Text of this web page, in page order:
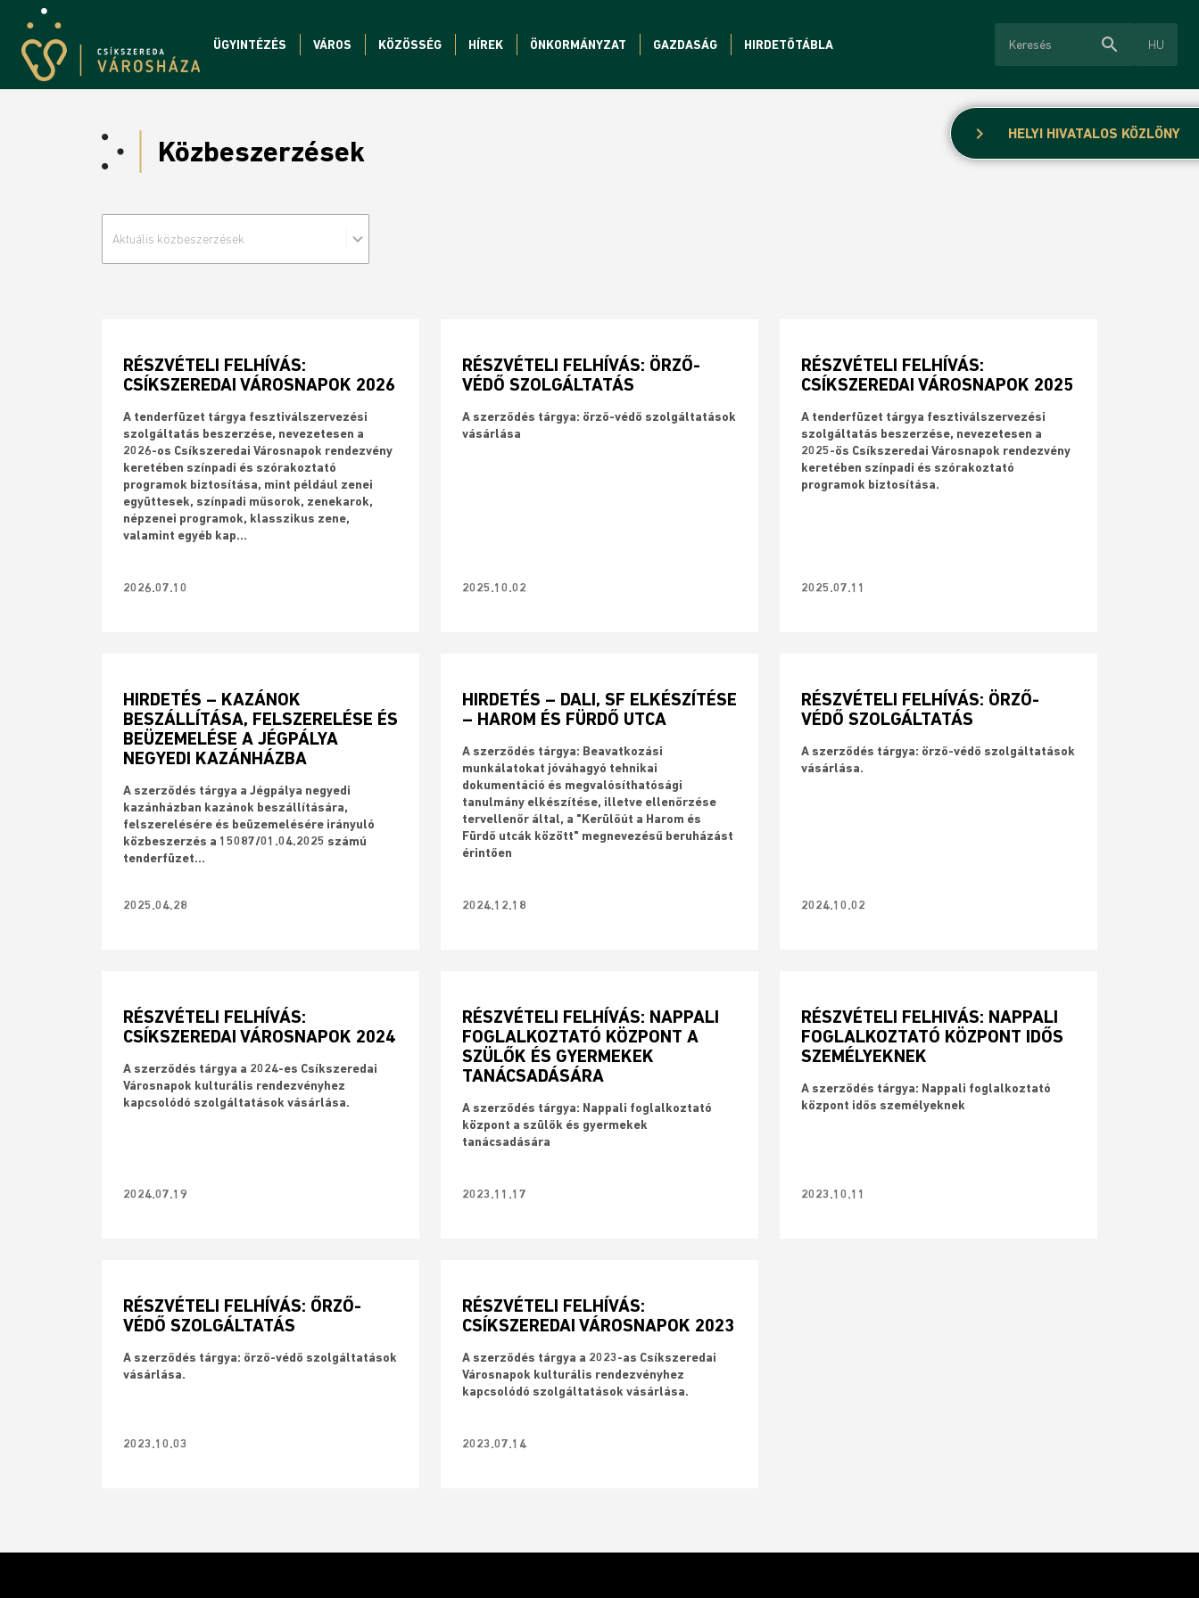
ÜGYINTÉZÉS VÁROS KÖZÖSSÉG HÍREK ÖNKORMÁNYZAT GAZDASÁG HIRDETŐTÁBLA search HU
chevron_right HELYI HIVATALOS KÖZLÖNY
Közbeszerzések
Aktuális közbeszerzések
RÉSZVÉTELI FELHÍVÁS:
CSÍKSZEREDAI VÁROSNAPOK 2026
​A tenderfüzet tárgya fesztiválszervezési
szolgáltatás beszerzése, nevezetesen a
2026-os Csíkszeredai Városnapok rendezvény
keretében színpadi és szórakoztató
programok biztosítása, mint például zenei
együttesek, színpadi műsorok, zenekarok,
népzenei programok, klasszikus zene,
valamint egyéb kap...
2026.07.10
RÉSZVÉTELI FELHÍVÁS: ÖRZŐ-
VÉDŐ SZOLGÁLTATÁS
A szerződés tárgya: örző-védő szolgáltatások
vásárlása
2025.10.02
RÉSZVÉTELI FELHÍVÁS:
CSÍKSZEREDAI VÁROSNAPOK 2025
​A tenderfüzet tárgya fesztiválszervezési
szolgáltatás beszerzése, nevezetesen a
2025-ös Csíkszeredai Városnapok rendezvény
keretében színpadi és szórakoztató
programok biztosítása.
2025.07.11
HIRDETÉS – KAZÁNOK
BESZÁLLÍTÁSA, FELSZERELÉSE ÉS
BEÜZEMELÉSE A JÉGPÁLYA
NEGYEDI KAZÁNHÁZBA
A szerződés tárgya a Jégpálya negyedi
kazánházban kazánok beszállítására,
felszerelésére és beüzemelésére irányuló
közbeszerzés a 15087/01.04.2025 számú
tenderfüzet...
2025.04.28
HIRDETÉS – DALI, SF ELKÉSZÍTÉSE
– HAROM ÉS FÜRDŐ UTCA
A szerződés tárgya: Beavatkozási
munkálatokat jóváhagyó tehnikai
dokumentáció és megvalósíthatósági
tanulmány elkészítése, illetve ellenőrzése
tervellenőr által, a "Kerülőút a Harom és
Fürdő utcák között" megnevezésű beruházást
érintően
2024.12.18
RÉSZVÉTELI FELHÍVÁS: ÖRZŐ-
VÉDŐ SZOLGÁLTATÁS
A szerződés tárgya: örző-védő szolgáltatások
vásárlása.
2024.10.02
RÉSZVÉTELI FELHÍVÁS:
CSÍKSZEREDAI VÁROSNAPOK 2024
A szerződés tárgya a 2024-es Csíkszeredai
Városnapok kulturális rendezvényhez
kapcsolódó szolgáltatások vásárlása.
2024.07.19
RÉSZVÉTELI FELHÍVÁS: NAPPALI
FOGLALKOZTATÓ KÖZPONT A
SZÜLŐK ÉS GYERMEKEK
TANÁCSADÁSÁRA
A szerződés tárgya: Nappali foglalkoztató
központ a szülők és gyermekek
tanácsadására
2023.11.17
RÉSZVÉTELI FELHIVÁS: NAPPALI
FOGLALKOZTATÓ KÖZPONT IDŐS
SZEMÉLYEKNEK
A szerződés tárgya: Nappali foglalkoztató
központ idős személyeknek
2023.10.11
RÉSZVÉTELI FELHÍVÁS: ŐRZŐ-
VÉDŐ SZOLGÁLTATÁS
A szerződés tárgya: őrző-védő szolgáltatások
vásárlása.
2023.10.03
RÉSZVÉTELI FELHÍVÁS:
CSÍKSZEREDAI VÁROSNAPOK 2023
A szerződés tárgya a 2023-as Csíkszeredai
Városnapok kulturális rendezvényhez
kapcsolódó szolgáltatások vásárlása.
2023.07.14